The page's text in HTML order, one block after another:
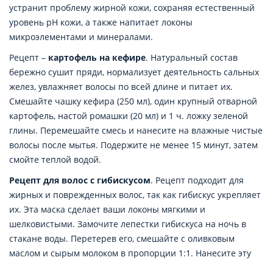
устранит проблему жирной кожи, сохраняя естественный
уровень pH кожи, а также напитает локоны
микроэлементами и минералами.
Рецепт – картофель на кефире. Натуральный состав
бережно сушит пряди, нормализует деятельность сальных
желез, увлажняет волосы по всей длине и питает их.
Смешайте чашку кефира (250 мл), один крупный отварной
картофель, настой ромашки (20 мл) и 1 ч. ложку зеленой
глины. Перемешайте смесь и нанесите на влажные чистые
волосы после мытья. Подержите не менее 15 минут, затем
смойте теплой водой.
Рецепт для волос с гибискусом. Рецепт подходит для
жирных и поврежденных волос, так как гибискус укрепляет
их. Эта маска сделает ваши локоны мягкими и
шелковистыми. Замочите лепестки гибискуса на ночь в
стакане воды. Перетерев его, смешайте с оливковым
маслом и сырым молоком в пропорции 1:1. Нанесите эту